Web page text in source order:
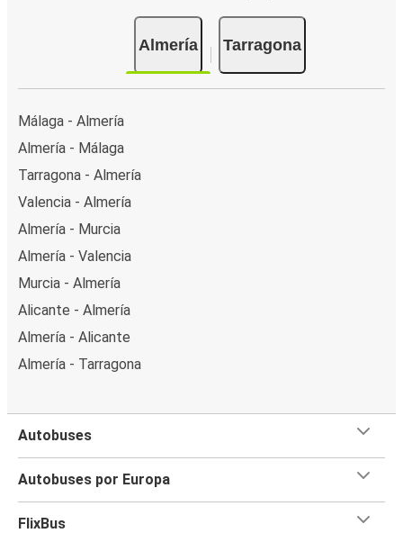
Almería Tarragona
Málaga - Almería
Almería - Málaga
Tarragona - Almería
Valencia - Almería
Almería - Murcia
Almería - Valencia
Murcia - Almería
Alicante - Almería
Almería - Alicante
Almería - Tarragona
Autobuses
Autobuses por Europa
FlixBus